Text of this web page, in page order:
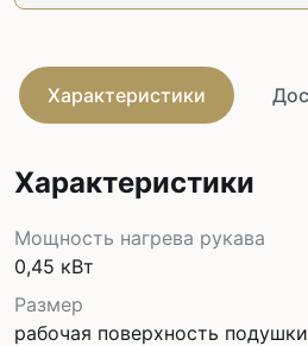
Характеристики
Характеристики
Мощность нагрева рукава
0,45 кВт
Размер
рабочая поверхность